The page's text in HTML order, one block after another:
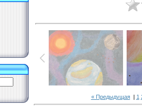
« Предыдущая| 1